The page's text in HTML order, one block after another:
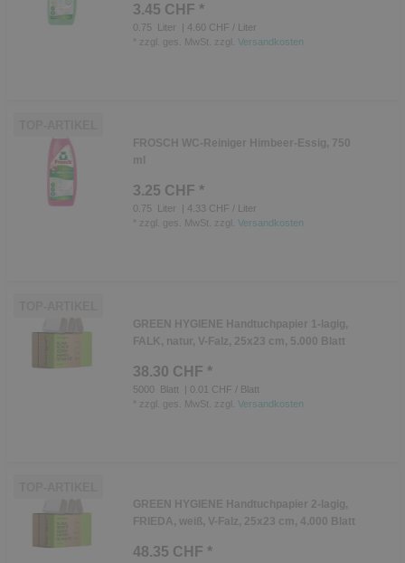
3.45 CHF *
0.75 Liter
| 4.60 CHF / Liter
zzgl. ges. MwSt. zzgl. Versandkosten
FROSCH WC-Reiniger Himbeer-Essig, 750
ml
3.25 CHF *
0.75 Liter
| 4.33 CHF / Liter
zzgl. ges. MwSt. zzgl. Versandkosten
GREEN HYGIENE Handtuchpapier 1-lagig,
FALK, natur, V-Falz, 25x23 cm, 5.000 Blatt
38.30 CHF *
5000 Blatt
| 0.01 CHF / Blatt
zzgl. ges. MwSt. zzgl. Versandkosten
GREEN HYGIENE Handtuchpapier 2-lagig,
FRIEDA, weiß, V-Falz, 25x23 cm, 4.000 Blatt
48.35 CHF *